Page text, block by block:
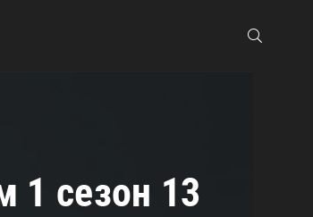
1 сезон 13